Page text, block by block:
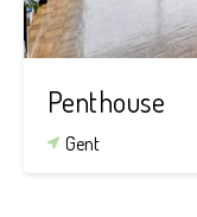
Penthouse
Gent